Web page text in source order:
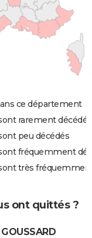
ce département
rarement décédés
peu décédés
fréquemment
très
ont quittés ?